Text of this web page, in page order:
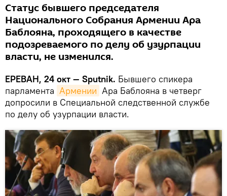
Статус бывшего председателя
Национального Собрания Армении Ара
Баблояна, проходящего в качестве
подозреваемого по делу об узурпации
власти, не изменился.
ЕРЕВАН, 24 окт — Sputnik. Бывшего спикера
парламента Армении Ара Баблояна в четверг
допросили в Специальной следственной службе
по делу об узурпации власти.